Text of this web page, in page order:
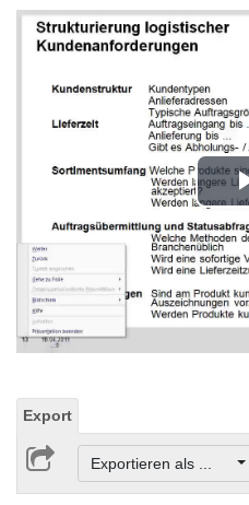
Export
Exportieren als ...